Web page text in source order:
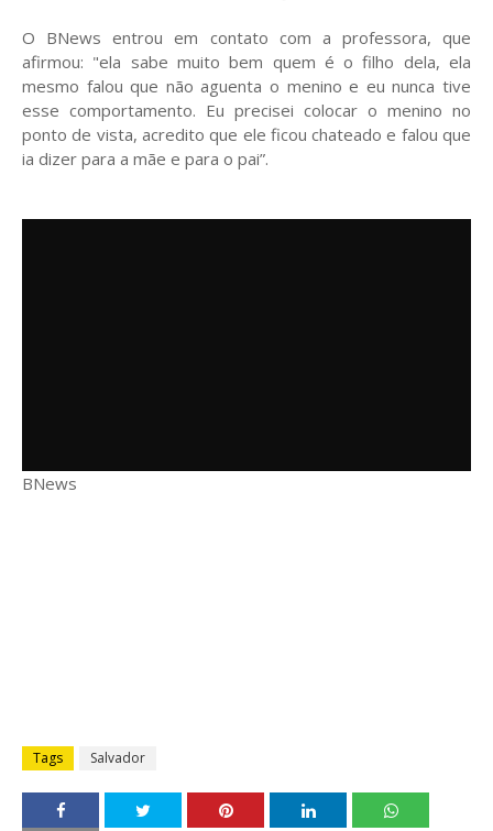
O BNews entrou em contato com a professora, que
afirmou: "ela sabe muito bem quem é o filho dela, ela
mesmo falou que não aguenta o menino e eu nunca tive
esse comportamento. Eu precisei colocar o menino no
ponto de vista, acredito que ele ficou chateado e falou que
ia dizer para a mãe e para o pai”.
BNews
Tags Salvador